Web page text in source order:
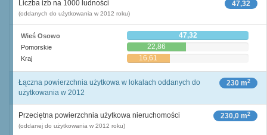
47,32
Liczba izb na 1000 ludności
(oddanych do użytkowania w 2012 roku)
Wieś Osowo 47,32
Pomorskie 22,86
Kraj 16,61
230 m2
Łączna powierzchnia użytkowa w lokalach oddanych do
użytkowania w 2012
230,0 m2
Przeciętna powierzchnia użytkowa nieruchomości
(oddanej do użytkowania w 2012 roku)